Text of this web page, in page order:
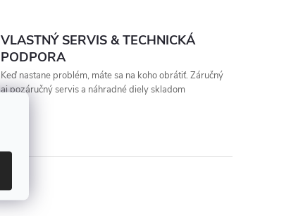
VLASTNÝ SERVIS & TECHNICKÁ
PODPORA
Keď nastane problém, máte sa na koho obrátiť. Záručný
aj pozáručný servis a náhradné diely skladom